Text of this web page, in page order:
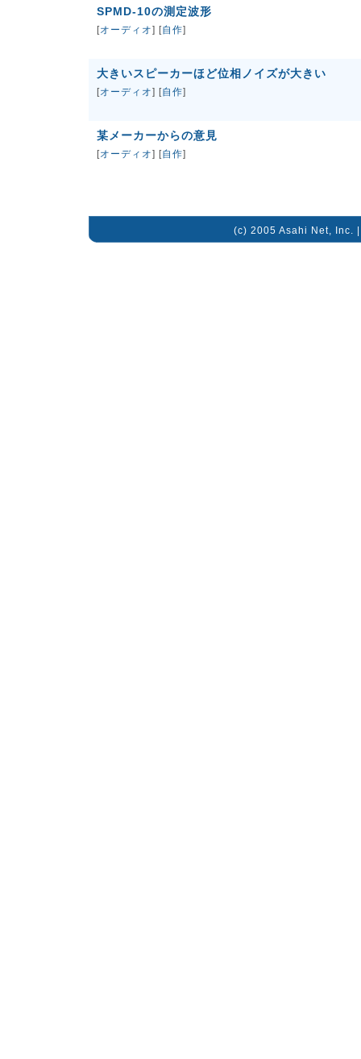
SPMD-10の測定波形
[オーディオ] [自作]
大きいスピーカーほど位相ノイズが大きい
[オーディオ] [自作]
某メーカーからの意見
[オーディオ] [自作]
(c) 2005 Asahi Net, Inc.